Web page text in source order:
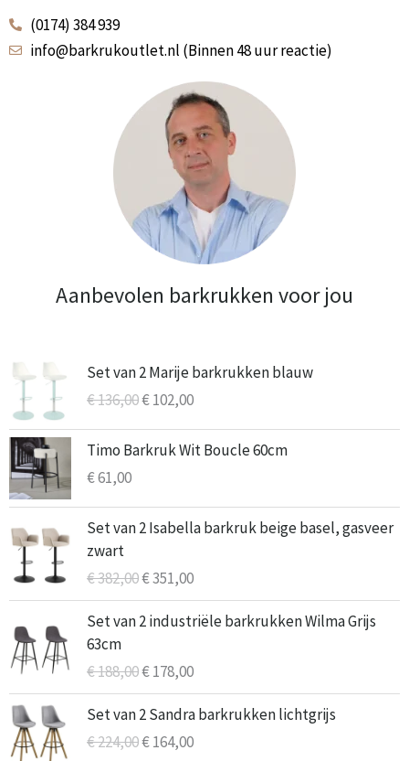
(0174) 384 939
info@barkrukoutlet.nl (Binnen 48 uur reactie)
Aanbevolen barkrukken voor jou
Set van 2 Marije barkrukken blauw
€136,00
Oorspronkelijke
prijs
was:
€ 136,00.
€102,00
Huidige
prijs
is:
€ 102,00.
Timo Barkruk Wit Boucle 60cm
€61,00
Set van 2 Isabella barkruk beige basel, gasveer
zwart
€382,00
Oorspronkelijke
prijs
€ 382,00.
€351,00
Huidige
prijs
€ 351,00.
Set van 2 industriële barkrukken Wilma Grijs
63cm
€188,00
Oorspronkelijke
prijs
€ 188,00.
€178,00
Huidige
prijs
€ 178,00.
Set van 2 Sandra barkrukken lichtgrijs
€224,00
Oorspronkelijke
prijs
was:
€164,00
Huidige
prijs
is: